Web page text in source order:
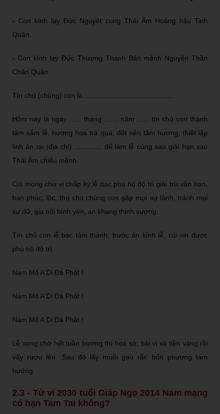
- Con kính lạy Đức Nguyệt cung Thái Âm Hoàng hậu Tinh
Quân.
- Con kính lạy Đức Thượng Thanh Bản mệnh Nguyên Thần
Chân Quân.
Tín chủ (chúng) con là: ............................................
Hôm nay là ngày ...... tháng ....... năm ...... tín chủ con thành
tâm sắm lễ, hương hoa trà quả, đốt nén tâm hương, thiết lập
linh án tại (địa chỉ) .............. để làm lễ cúng sao giải hạn sao
Thái Âm chiếu mệnh.
Cúi mong chư vị chấp kỳ lễ bạc phù hộ độ trì giải trừ vận hạn,
ban phúc, lộc, thọ cho chúng con gặp mọi sự lành, tránh mọi
sự dữ, gia nội bình yên, an khang thịnh vượng.
Tín chủ con lễ bạc tâm thành, trước án kính lễ, cúi xin được
phù hộ độ trì.
Nam Mô A Di Đà Phật !
Nam Mô A Di Đà Phật !
Nam Mô A Di Đà Phật !
Lễ xong chờ hết tuần hương thì hoá sớ, bài vị và tiền vàng rồi
vẩy rượu lên. Sau đó lấy muối gạo rắc bốn phương tám
hướng.
2.3 - Tử vi 2030 tuổi Giáp Ngọ 2014 Nam mạng
có hạn Tam Tai không?